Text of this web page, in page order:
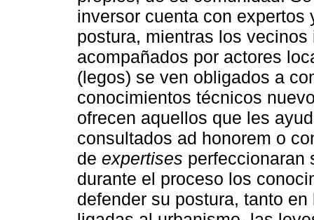
inversor cuenta con
postura, mientras los
acompañados por actores
(legos) se ven obligados a
conocimientos técnicos
ofrecen aquellos que les
consultados ad honorem o
de expertises perfeccionaran
durante el proceso los
defender su postura, tanto